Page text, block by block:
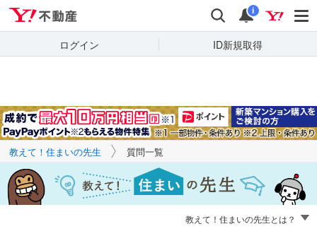
検索 通知
i
ログイン ID新規取得
キーワードで
質問を探す
教えて！住まいの先生 質問一覧
教えて！住まいの先生とは？